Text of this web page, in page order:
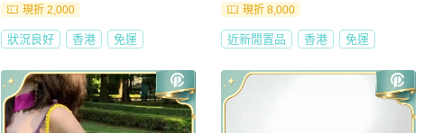
現折 2,000
狀況良好 香港 免運
現折 8,000
近新閒置品 香港 免運